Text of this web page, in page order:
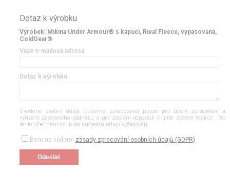
Dotaz k výrobku
Výrobek: Mikina Under Armour® s kapucí, Rival Fleece, vypasovaná,
ColdGear®
Vaše e-mailová adresa
Dotaz k výrobku
Uvedené osobní údaje budeme zpracovávat pouze pro účely zpracování a
vyřízení zasílaného podnětu, a pro zaslání odpovědi či jiné zpětné reakce. Pro
tento účel není souhlas subjektu údajů vyžadován.
Beru na vědomí zásady zpracování osobních údajů (GDPR)